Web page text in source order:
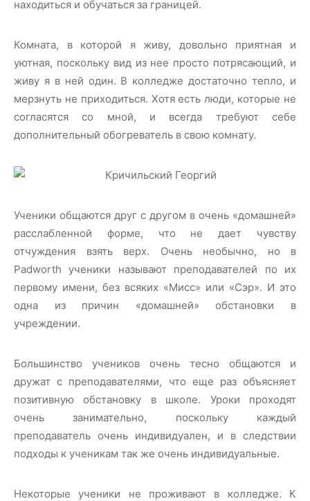
находиться и обучаться за границей.
Комната, в которой я живу, довольно приятная и
уютная, поскольку вид из нее просто потрясающий, и
живу я в ней один. В колледже достаточно тепло, и
мерзнуть не приходиться. Хотя есть люди, которые не
согласятся со мной, и всегда требуют себе
дополнительный обогреватель в свою комнату.
Ученики общаются друг с другом в очень «домашней»
расслабленной форме, что не дает чувству
отчуждения взять верх. Очень необычно, но в
Padworth ученики называют преподавателей по их
первому имени, без всяких «Мисс» или «Сэр». И это
одна из причин «домашней» обстановки в
учреждении.
Большинство учеников очень тесно общаются и
дружат с преподавателями, что еще раз объясняет
позитивную обстановку в школе. Уроки проходят
очень занимательно, поскольку каждый
преподаватель очень индивидуален, и в следствии
подходы к ученикам так же очень индивидуальные.
Некоторые ученики не проживают в колледже. К